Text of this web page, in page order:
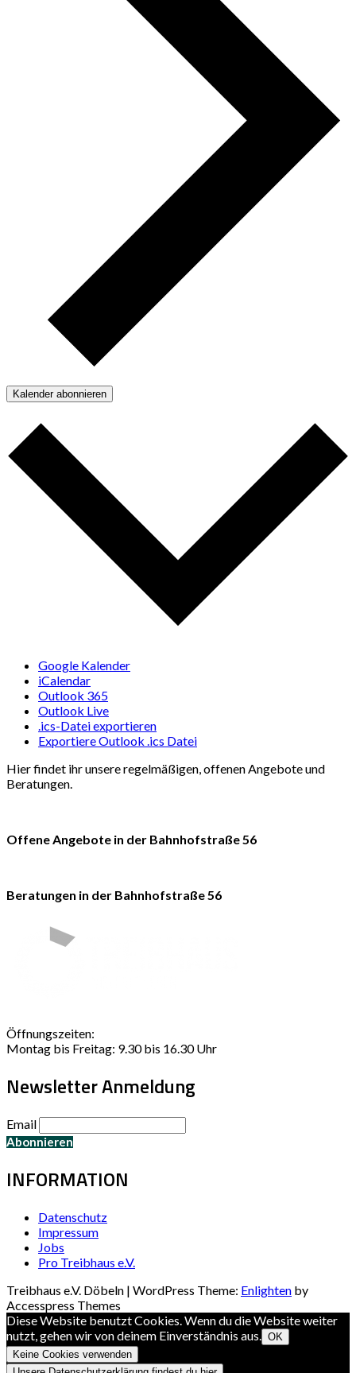
Kalender abonnieren
Google Kalender
iCalendar
Outlook 365
Outlook Live
.ics-Datei exportieren
Exportiere Outlook .ics Datei
Hier findet ihr unsere regelmäßigen, offenen Angebote und
Beratungen.
Offene Angebote in der Bahnhofstraße 56
Beratungen in der Bahnhofstraße 56
Öffnungszeiten:
Montag bis Freitag: 9.30 bis 16.30 Uhr
Newsletter Anmeldung
Email
INFORMATION
Datenschutz
Impressum
Jobs
Pro Treibhaus e.V.
Treibhaus e.V. Döbeln | WordPress Theme: Enlighten by
Accesspress Themes
Diese Website benutzt Cookies. Wenn du die Website weiter
nutzt, gehen wir von deinem Einverständnis aus. OK
Keine Cookies verwenden